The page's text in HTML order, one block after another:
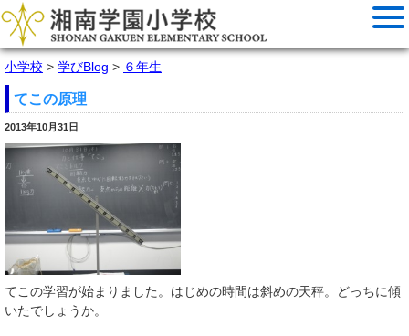
小学校 > 学びBlog > ６年生
てこの原理
2013年10月31日
てこの学習が始まりました。はじめの時間は斜めの天秤。どっちに傾
いたでしょうか。